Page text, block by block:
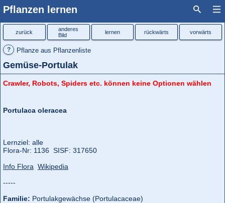
Pflanzen lernen
? Pflanze aus Pflanzenliste
Gemüse-Portulak
zurück
anderes
Bild
lernen rückwärts vorwärts
Crawler, Robots, Spiders etc. können keine Optionen wählen
Portulaca oleracea
Lernziel: alle
Flora‑Nr: 1136 SISF: 317650
Info Flora Wikipedia
-----
Familie: Portulakgewächse (Portulacaceae)